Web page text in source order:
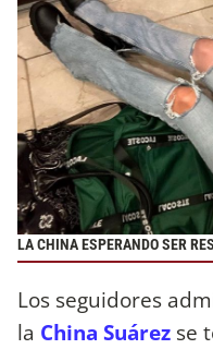
LA CHINA ESPERANDO SER
Los seguidores
la China Suárez se